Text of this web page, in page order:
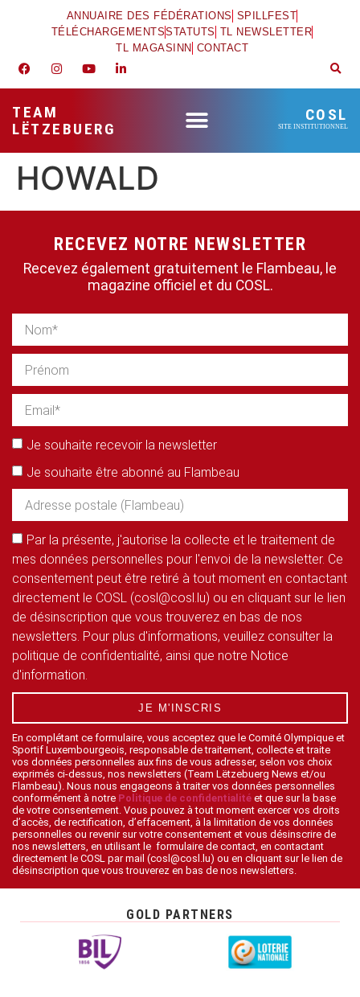
ANNUAIRE DES FÉDÉRATIONS SPILLFEST
TÉLÉCHARGEMENTSSTATUTS TL NEWSLETTER
TL MAGASINN CONTACT
TEAM
LËTZEBUERG
COSL
SITE INSTITUTIONNEL
HOWALD
RECEVEZ NOTRE NEWSLETTER
Recevez également gratuitement le Flambeau, le
magazine officiel et du COSL.
Je souhaite recevoir la newsletter
Je souhaite être abonné au Flambeau
Par la présente, j'autorise la collecte et le traitement de
mes données personnelles pour l'envoi de la newsletter. Ce
consentement peut être retiré à tout moment en contactant
directement le COSL (cosl@cosl.lu) ou en cliquant sur le lien
de désinscription que vous trouverez en bas de nos
newsletters. Pour plus d'informations, veuillez consulter la
politique de confidentialité, ainsi que notre Notice
d'information.
JE M'INSCRIS
En complétant ce formulaire, vous acceptez que le Comité Olympique et
Sportif Luxembourgeois, responsable de traitement, collecte et traite
vos données personnelles aux fins de vous adresser, selon vos choix
exprimés ci-dessus, nos newsletters (Team Lëtzebuerg News et/ou
Flambeau). Nous nous engageons à traiter vos données personnelles
conformément à notre Politique de confidentialité et que sur la base
de votre consentement. Vous pouvez à tout moment exercer vos droits
d’accès, de rectification, d’effacement, à la limitation de vos données
personnelles ou revenir sur votre consentement et vous désinscrire de
nos newsletters, en utilisant le formulaire de contact, en contactant
directement le COSL par mail (cosl@cosl.lu) ou en cliquant sur le lien de
désinscription que vous trouverez en bas de nos newsletters.
GOLD PARTNERS